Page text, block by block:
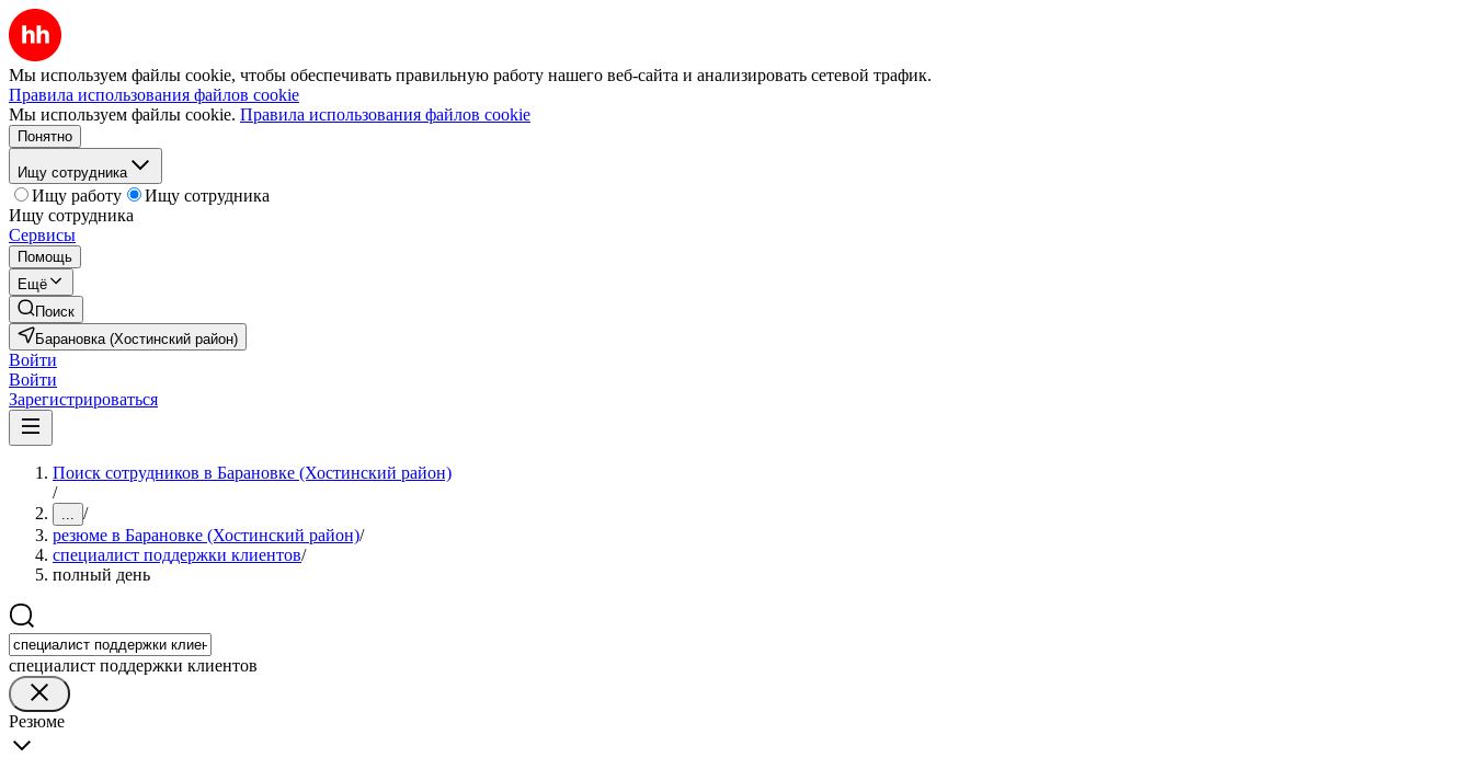
Мы используем файлы cookie, чтобы обеспечивать правильную работу нашего веб-сайта и анализировать сетевой трафик.
Правила использования файлов cookie
Мы используем файлы cookie. Правила использования файлов cookie
Понятно
Ищу сотрудника
Ищу работу
Ищу сотрудника
Ищу сотрудника
Сервисы
Помощь
Ещё
Поиск
Барановка (Хостинский район)
Войти
Войти
Зарегистрироваться
Поиск сотрудников в Барановке (Хостинский район)
/
... /
резюме в Барановке (Хостинский район)/
специалист поддержки клиентов/
полный день
специалист поддержки клиентов
Резюме